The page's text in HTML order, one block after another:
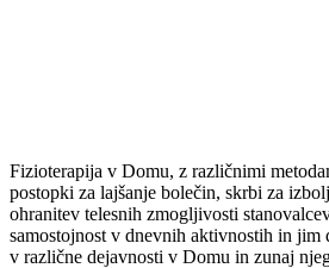
Fizioterapija v Domu, z različnimi
postopki za lajšanje bolečin, skrbi za
ohranitev telesnih zmogljivosti
samostojnost v dnevnih aktivnostih in jim
v različne dejavnosti v Domu in zunaj